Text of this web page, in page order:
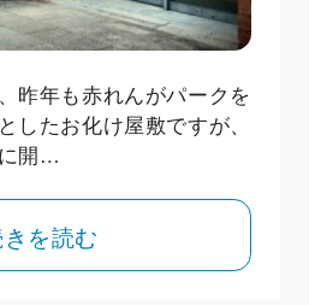
昨年も赤れんがパークを
したお化け屋敷ですが、
開…
を読む